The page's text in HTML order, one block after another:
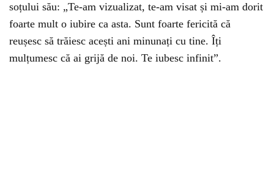
soțului său: „Te-am vizualizat, te-am visat și mi-am dorit
foarte mult o iubire ca asta. Sunt foarte fericită că
reușesc să trăiesc acești ani minunați cu tine. Îți
mulțumesc că ai grijă de noi. Te iubesc infinit”.